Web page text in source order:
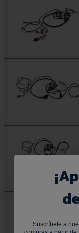
¡
Suscríbete a